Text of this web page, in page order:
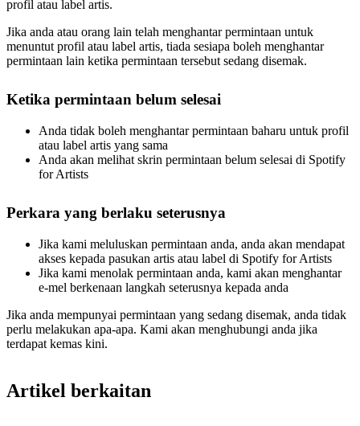
profil atau label artis.
Jika anda atau orang lain telah menghantar permintaan untuk
menuntut profil atau label artis, tiada sesiapa boleh menghantar
permintaan lain ketika permintaan tersebut sedang disemak.
Ketika permintaan belum selesai
Anda tidak boleh menghantar permintaan baharu untuk profil
atau label artis yang sama
Anda akan melihat skrin permintaan belum selesai di Spotify
for Artists
Perkara yang berlaku seterusnya
Jika kami meluluskan permintaan anda, anda akan mendapat
akses kepada pasukan artis atau label di Spotify for Artists
Jika kami menolak permintaan anda, kami akan menghantar
e-mel berkenaan langkah seterusnya kepada anda
Jika anda mempunyai permintaan yang sedang disemak, anda tidak
perlu melakukan apa-apa. Kami akan menghubungi anda jika
terdapat kemas kini.
Artikel berkaitan